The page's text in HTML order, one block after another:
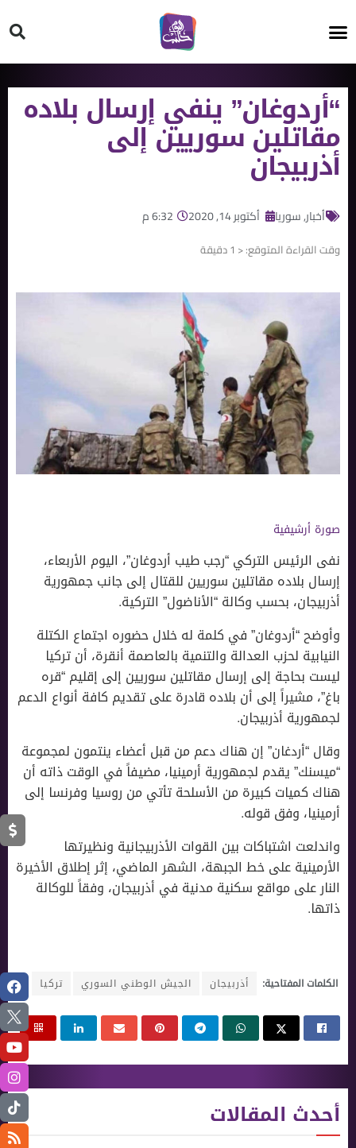
“أردوغان” ينفي إرسال بلاده
مقاتلين سوريين إلى
أذربيجان
أخبار,سوريا أكتوبر 14, 2020 6:32 م
وقت القراءة المتوقع:< 1 دقيقة
صورة أرشيفية
نفى الرئيس التركي “رجب طيب أردوغان”، اليوم الأربعاء،
إرسال بلاده مقاتلين سوريين للقتال إلى جانب جمهورية
أذربيجان، بحسب وكالة “الأناضول” التركية.
وأوضح “أردوغان” في كلمة له خلال حضوره اجتماع الكتلة
النيابية لحزب العدالة والتنمية بالعاصمة أنقرة، أن تركيا
ليست بحاجة إلى إرسال مقاتلين سوريين إلى إقليم “قره
باغ”، مشيراً إلى أن بلاده قادرة على تقديم كافة أنواع الدعم
لجمهورية أذربيجان.
وقال “أردغان” إن هناك دعم من قبل أعضاء ينتمون لمجموعة
“ميسنك” يقدم لجمهورية أرمينيا، مضيفاً في الوقت ذاته أن
هناك كميات كبيرة من الأسلحة تأتي من روسيا وفرنسا إلى
أرمينيا، وفق قوله.
واندلعت اشتباكات بين القوات الأذربيجانية ونظيرتها
الأرمينية على خط الجبهة، الشهر الماضي، إثر إطلاق الأخيرة
النار على مواقع سكنية مدنية في أذربيجان، وفقاً للوكالة
ذاتها.
الكلمات المفتاحية: أذربيجان الجيش الوطني السوري تركيا
أحدث المقالات